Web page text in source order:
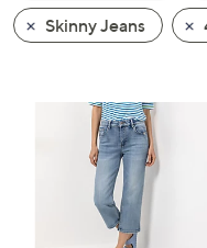
wischen
Sie
Skinny Jeans